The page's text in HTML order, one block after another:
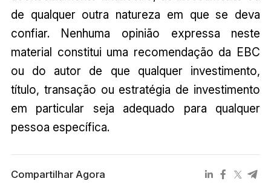
de qualquer outra natureza em que se deva
confiar. Nenhuma opinião expressa neste
material constitui uma recomendação da EBC
ou do autor de que qualquer investimento,
título, transação ou estratégia de investimento
em particular seja adequado para qualquer
pessoa específica.
Compartilhar Agora